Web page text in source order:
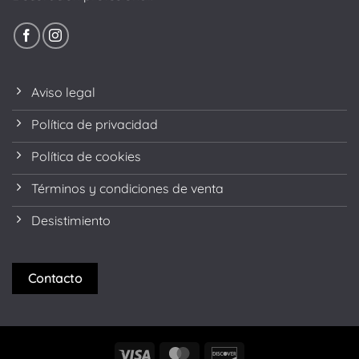
Aviso legal
Política de privacidad
Política de cookies
Términos y condiciones de venta
Desistimiento
Contacto
Visa MasterCard